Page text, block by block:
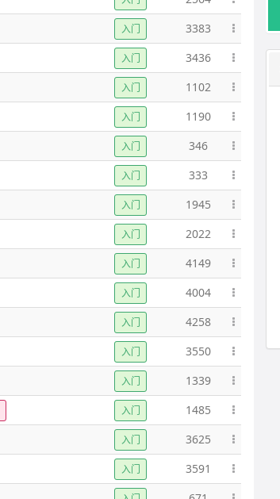
入门
3383
入门
3436
入门
1102
入门
1190
入门
346
入门
333
入门
1945
入门
2022
入门
4149
入门
4004
入门
4258
入门
3550
入门
1339
入门
1485
入门
3625
入门
3591